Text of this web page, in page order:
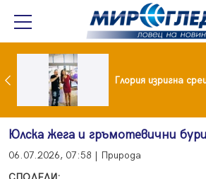
Мария и майка си построиха къща от 8000 стъклени бутилки
Юлска жега и гръмотевични бури
06.07.2026, 07:58 | Природа